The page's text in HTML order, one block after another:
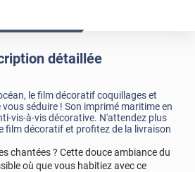
détaillée
le film décoratif coquillages et
séduire ! Son imprimé maritime en
vis-à-vis décorative. N'attendez plus
film décoratif et profitez de la livraison
chantées ? Cette douce ambiance du
où que vous habitiez avec ce